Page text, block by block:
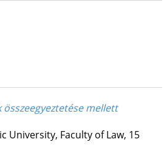
mellett
University, Faculty of Law, 15